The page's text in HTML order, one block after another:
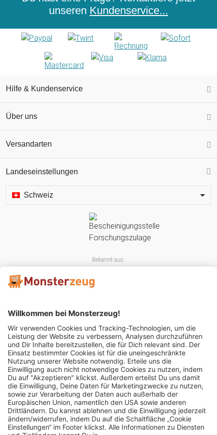
unseren Kundenservice...
Hilfe & Kundenservice
Über uns
Versandarten
Landeseinstellungen
Schweiz
Bekannt aus:
Mitglied im: